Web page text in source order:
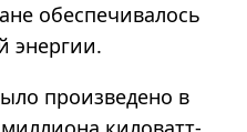
обеспечивалось
энергии.
произведено в